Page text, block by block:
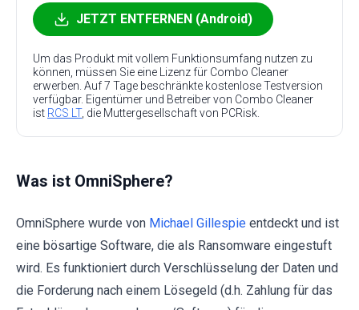
JETZT ENTFERNEN (Android)
Um das Produkt mit vollem Funktionsumfang nutzen zu
können, müssen Sie eine Lizenz für Combo Cleaner
erwerben. Auf 7 Tage beschränkte kostenlose Testversion
verfügbar. Eigentümer und Betreiber von Combo Cleaner
ist RCS LT, die Muttergesellschaft von PCRisk.
Was ist OmniSphere?
OmniSphere wurde von Michael Gillespie entdeckt und ist
eine bösartige Software, die als Ransomware eingestuft
wird. Es funktioniert durch Verschlüsselung der Daten und
die Forderung nach einem Lösegeld (d.h. Zahlung für das